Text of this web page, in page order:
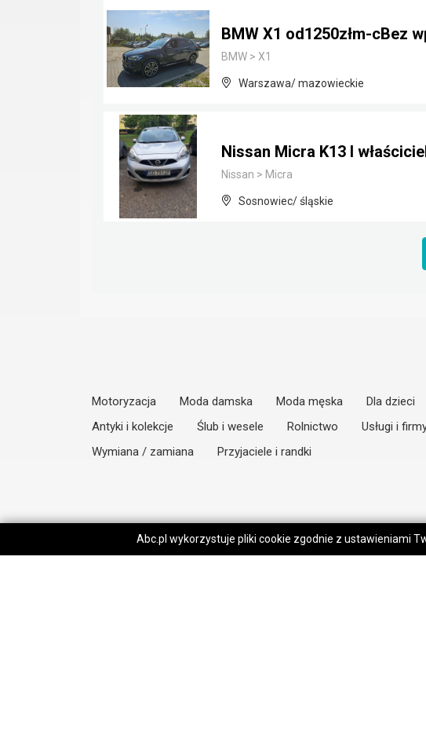
BMW X1 od1250złm-cBez
BMW > X1
Warszawa/ mazowieckie
Nissan Micra K13 I
Nissan > Micra
Sosnowiec/ śląskie
Motoryzacja Moda damska Moda męska Dla dzieci
Antyki i kolekcje
Ślub i wesele Rolnictwo Usługi i
Wymiana / zamiana
Przyjaciele i randki
Abc.pl wykorzystuje pliki cookie zgodnie z ustawieniami